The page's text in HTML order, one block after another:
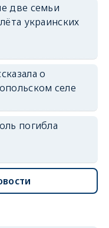
две семьи
украинских
о
селе
погибла